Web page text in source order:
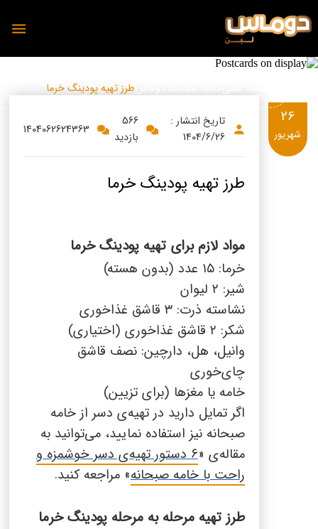
محصولات
پنیر پیتزا
مجله آشپزی دوماس
سینما دوماس
رادیو دوماس
دانستنی های سلامت
گالری تصاویر
English
Russian
Arabic
Turkish
تغذیه
طرز تهیه پودینگ خرما
تاریخ انتشار :
1404/6/26
566
بازدید
1404062624363
26
شهریور
طرز تهیه پودینگ خرما
مواد لازم برای تهیه پودینگ خرما
خرما:۱۵ عدد (بدون هسته)
شیر: ۲ لیوان
نشاسته ذرت:۳ قاشق غذاخوری
شکر: ۲ قاشق غذاخوری (اختیاری)
وانیل، هل، دارچین: نصف قاشق
چای‌خوری
خامه یا مغزها (برای تزیین)
اگر تمایل دارید در تهیه‌ی دسر از خامه
صبحانه نیز استفاده نمایید، می‌توانید به
مقاله‌ی «۶دستور تهیه‌ی دسر خوشمزه و
راحت با خامه صبحانه» مراجعه کنید.
طرز تهیه مرحله به مرحله پودینگ خرما